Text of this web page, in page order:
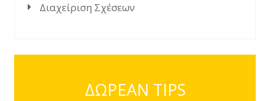
Διαχείριση Σχέσεων
ΔΩΡΕΑΝ TIPS